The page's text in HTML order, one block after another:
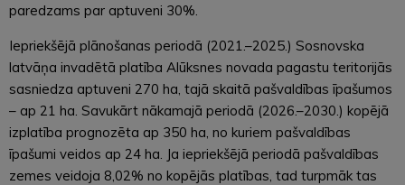
paredzams par aptuveni 30%.
Iepriekšējā plānošanas periodā (2021.–2025.) Sosnovska
latvāņa invadētā platība Alūksnes novada pagastu teritorijās
sasniedza aptuveni 270 ha, tajā skaitā pašvaldības īpašumos
– ap 21 ha. Savukārt nākamajā periodā (2026.–2030.) kopējā
izplatība prognozēta ap 350 ha, no kuriem pašvaldības
īpašumi veidos ap 24 ha. Ja iepriekšējā periodā pašvaldības
zemes veidoja 8,02% no kopējās platības, tad turpmāk tas